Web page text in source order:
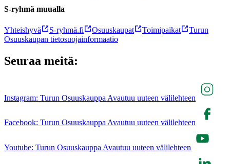
S-ryhmä muualla
Yhteishyvä S-ryhmä.fi Osuuskaupat Toimipaikat
Turun
Osuuskaupan tietosuojainformaatio
Seuraa meitä:
Instagram: Turun Osuuskauppa Avautuu uuteen välilehteen
Facebook: Turun Osuuskauppa Avautuu uuteen välilehteen
Youtube: Turun Osuuskauppa Avautuu uuteen välilehteen